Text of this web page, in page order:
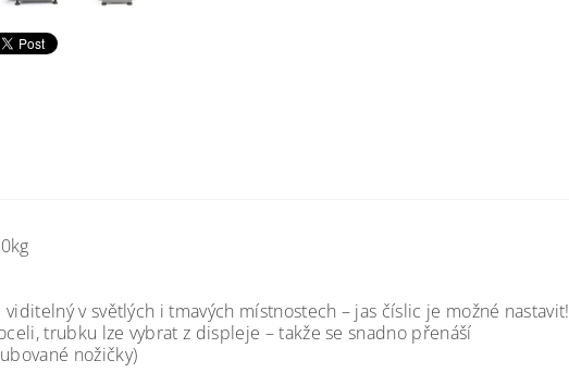
v světlých i tmavých místnostech – jas číslic je možné nastavit!
trubku lze vybrat z displeje – takže se snadno přenáší
nožičky)